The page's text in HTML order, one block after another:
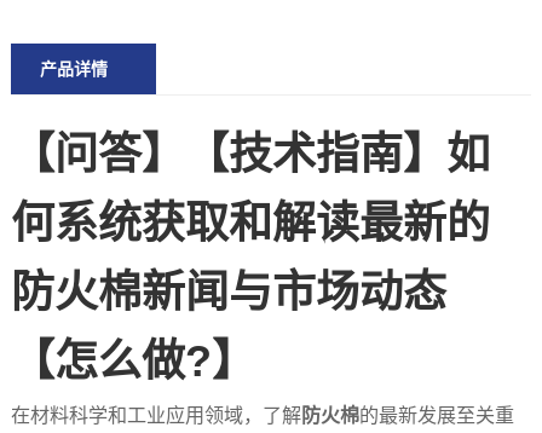
产品详情
【问答】【技术指南】如
何系统获取和解读最新的
防火棉新闻与市场动态
【怎么做?】
在材料科学和工业应用领域，了解防火棉的最新发展至关重